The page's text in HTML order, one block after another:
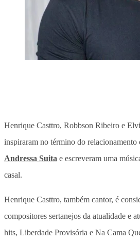
Henrique Casttro, Robbson Ribeiro e
inspiraram no término do relacionamento
Andressa Suita e escreveram uma
casal.
Henrique Casttro, também cantor, é
compositores sertanejos da atualidade e
hits, Liberdade Provisória e Na Cama